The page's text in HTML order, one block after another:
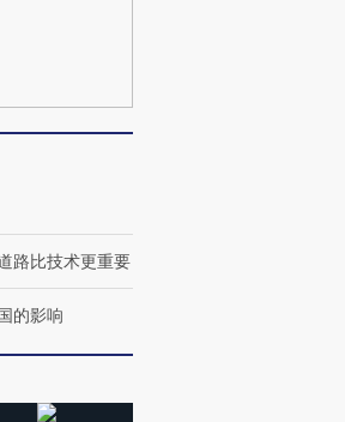
路比技术更重要
的影响